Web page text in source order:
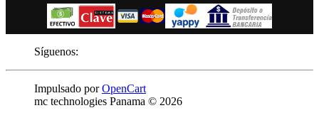
Síguenos:
Impulsado porOpenCart
mc technologies Panama © 2026